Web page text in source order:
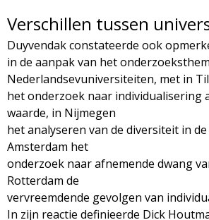
Verschillen tussen
Duyvendak constateerde ook
in de aanpak van het
Nederlandsevuniversiteiten, met in
het onderzoek naar individualisering
waarde, in Nijmegen
het analyseren van de diversiteit in
Amsterdam het
onderzoek naar afnemende dwang
Rotterdam de
vervreemdende gevolgen van
In zijn reactie definieerde Dick